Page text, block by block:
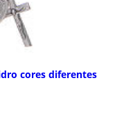
cores diferentes